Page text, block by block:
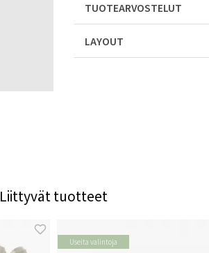
TUOTEARVOSTELUT
LAYOUT
Liittyvät tuotteet
Useita valintoja